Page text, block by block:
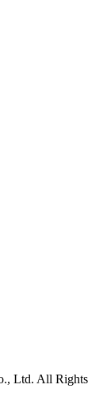
Ltd. All Rights